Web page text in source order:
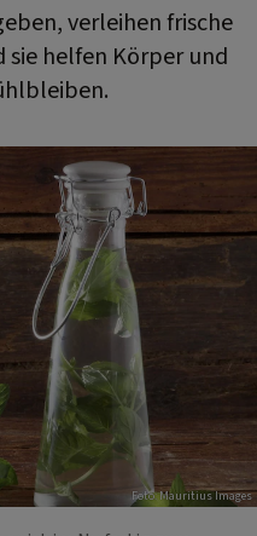
verleihen frische
sie helfen Körper und
Foto: Mauritius Images